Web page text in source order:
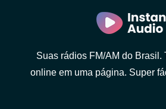
Suas rádios FM/AM do Brasil.
online em uma página. Super